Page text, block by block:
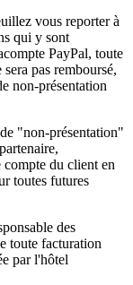
vous reporter à
qui y sont
PayPal, toute
pas remboursé,
non-présentation
"non-présentation"
du client en
toutes futures
des
toute facturation
par l'hôtel